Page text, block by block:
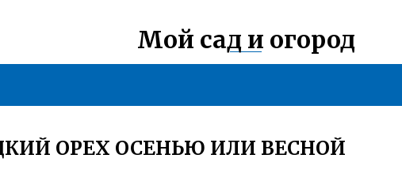
Мой сад и огород
ОРЕХ ОСЕНЬЮ ИЛИ ВЕСНОЙ